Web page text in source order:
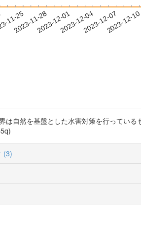
11-25
2023-11-282023-12-012023-12-042023-12-072023-12-10
自然を基盤とした水害対策を行っている
(3)